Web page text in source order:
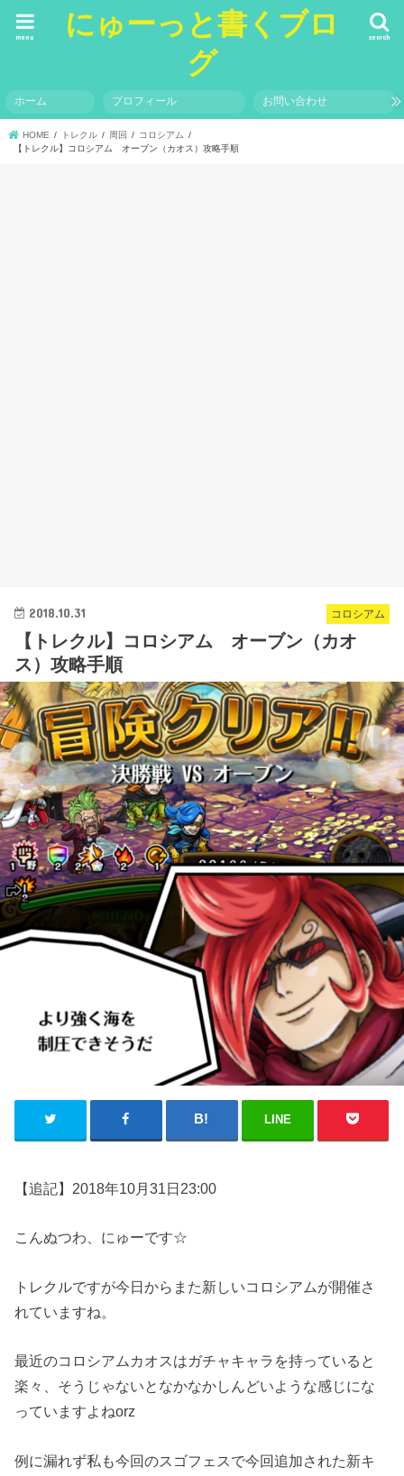
にゅーっと書くブロ
グ
search
menu
ホーム プロフィール お問い合わせ
HOME トレクル 周回
コロシアム
【トレクル】コロシアム オーブン（カオス）攻略手順
コロシアム
2018.10.31
【トレクル】コロシアム オーブン（カオ
ス）攻略手順
LINE
【追記】2018年10月31日23:00
こんぬつわ、にゅーです☆
トレクルですが今日からまた新しいコロシアムが開催さ
れていますね。
最近のコロシアムカオスはガチャキャラを持っていると
楽々、そうじゃないとなかなかしんどいような感じにな
っていますよねorz
例に漏れず私も今回のスゴフェスで今回追加された新キ